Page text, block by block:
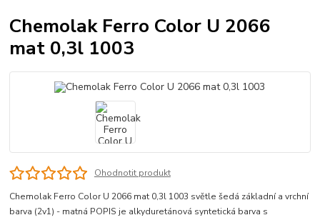
Chemolak Ferro Color U 2066
mat 0,3l 1003
Ohodnotit produkt
Chemolak Ferro Color U 2066 mat 0,3l 1003 světle šedá základní a vrchní
barva (2v1) - matná POPIS je alkyduretánová syntetická barva s